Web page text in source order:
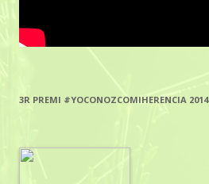
3R PREMI #YOCONOZCOMIHERENCIA 2014